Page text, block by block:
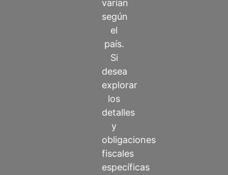
varían
según
el
país.
Si
desea
explorar
los
detalles
y
obligaciones
fiscales
específicas